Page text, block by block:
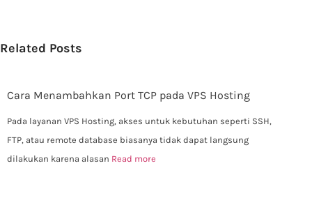
Related Posts
Cara Menambahkan Port TCP pada VPS Hosting
Pada layanan VPS Hosting, akses untuk kebutuhan seperti SSH,
FTP, atau remote database biasanya tidak dapat langsung
dilakukan karena alasan Read more